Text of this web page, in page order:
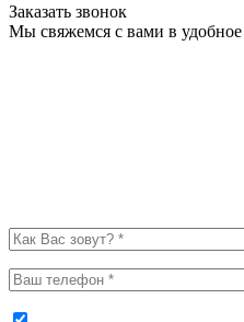
Заказать звонок
Мы свяжемся с вами в удобное